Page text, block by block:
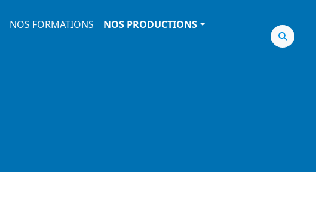
NOS FORMATIONS
NOS PRODUCTIONS